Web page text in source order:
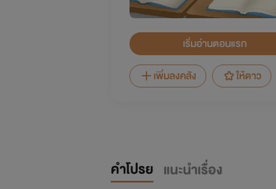
เริ่มอ่านตอนแรก
เพิ่มลงคลัง
ให้ดาว
คำโปรย แนะนำเรื่อง